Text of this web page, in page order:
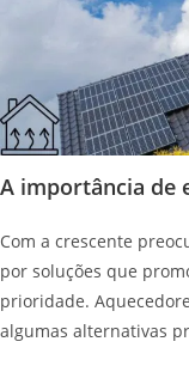
A importância de
Com a crescente
por soluções que
prioridade.
algumas alternativas